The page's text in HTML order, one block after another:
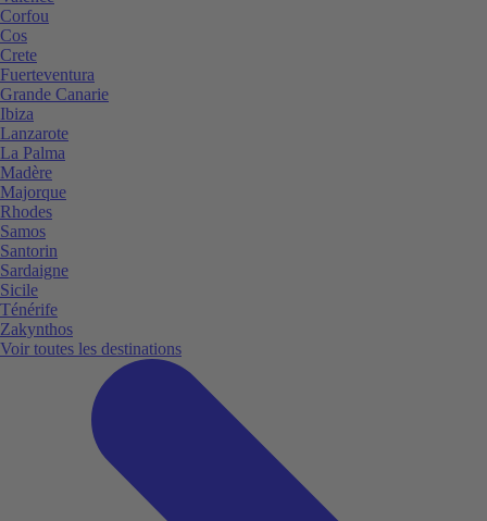
Corfou
Cos
Crete
Fuerteventura
Grande Canarie
Ibiza
Lanzarote
La Palma
Madère
Majorque
Rhodes
Samos
Santorin
Sardaigne
Sicile
Ténérife
Zakynthos
Voir toutes les destinations